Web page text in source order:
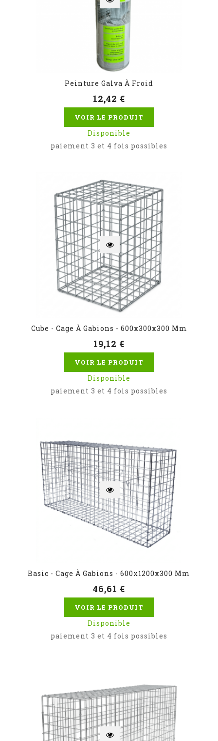
Peinture Galva À Froid
12,42 €
VOIR LE PRODUIT
Disponible
paiement 3 et 4 fois possibles
Cube - Cage À Gabions - 600x300x300 Mm
19,12 €
VOIR LE PRODUIT
Disponible
paiement 3 et 4 fois possibles
Basic - Cage À Gabions - 600x1200x300 Mm
46,61 €
VOIR LE PRODUIT
Disponible
paiement 3 et 4 fois possibles